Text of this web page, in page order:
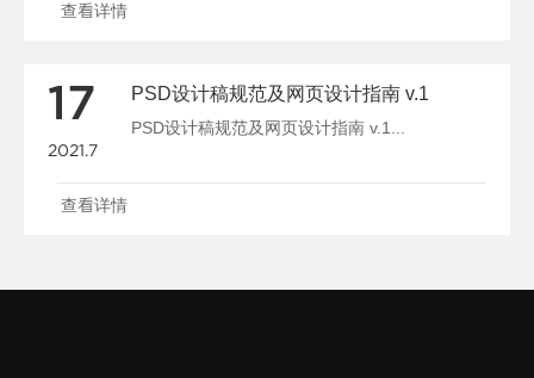
查看详情
17
2021.7
PSD设计稿规范及网页设计指南 v.1
PSD设计稿规范及网页设计指南 v.1...
查看详情